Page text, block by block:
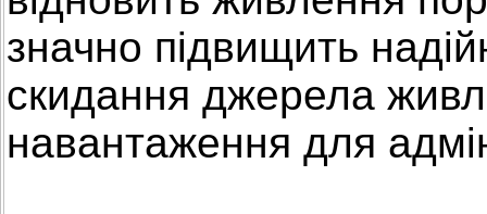
значно підвищить
скидання джерела
навантаження для